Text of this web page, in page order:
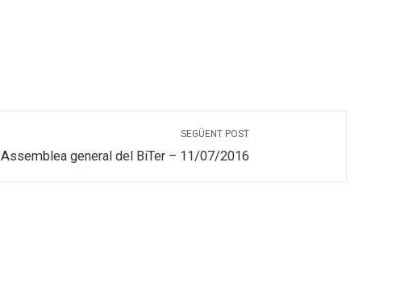
SEGÜENT POST
Assemblea general del BiTer – 11/07/2016